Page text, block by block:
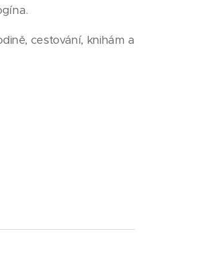
cestování, knihám a